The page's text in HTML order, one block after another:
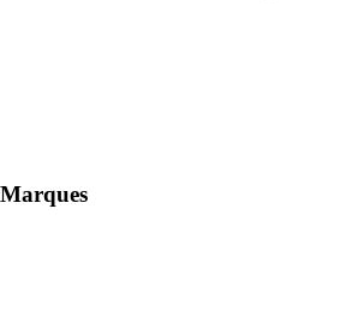
Marques